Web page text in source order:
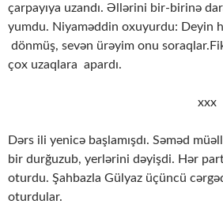
çarpayıya uzandı. Əllərini bir-birinə
yumdu. Niyaməddin oxuyurdu: Deyin
dönmüş, sevən ürəyim onu
çox uzaqlara apardı.
xxx
Dərs ili yenicə başlamışdı. Səməd
bir durğuzub, yerlərini dəyişdi. Hər
oturdu. Şahbazla Gülyaz üçüncü
oturdular.